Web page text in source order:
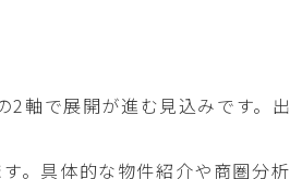
軸で展開が進む見込みです。
。具体的な物件紹介や商圏分